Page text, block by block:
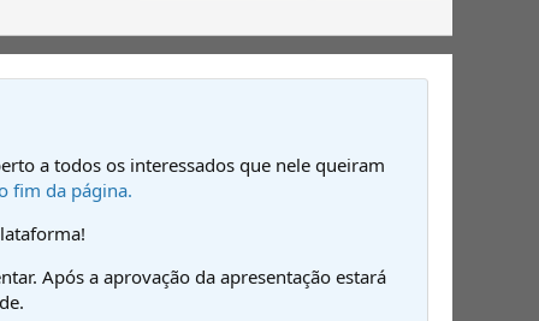
a todos os interessados que nele queiram
fim da página.
Após a aprovação da apresentação estará